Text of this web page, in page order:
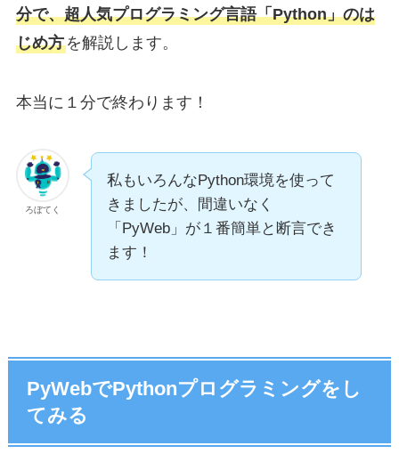
分で、超人気プログラミング言語「Python」のは
じめ方を解説します。
本当に１分で終わります！
ろぼてく
私もいろんなPython環境を使って
きましたが、間違いなく
「PyWeb」が１番簡単と断言でき
ます！
PyWebでPythonプログラミングをし
てみる